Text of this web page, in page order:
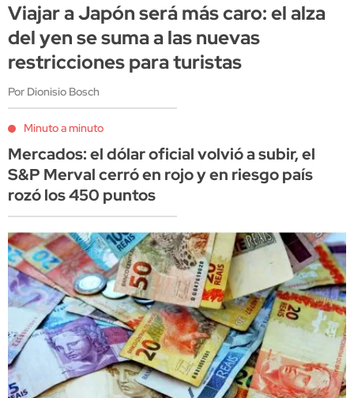
Viajar a Japón será más caro: el alza
del yen se suma a las nuevas
restricciones para turistas
Por Dionisio Bosch
Minuto a minuto
Mercados: el dólar oficial volvió a subir, el
S&P Merval cerró en rojo y en riesgo país
rozó los 450 puntos